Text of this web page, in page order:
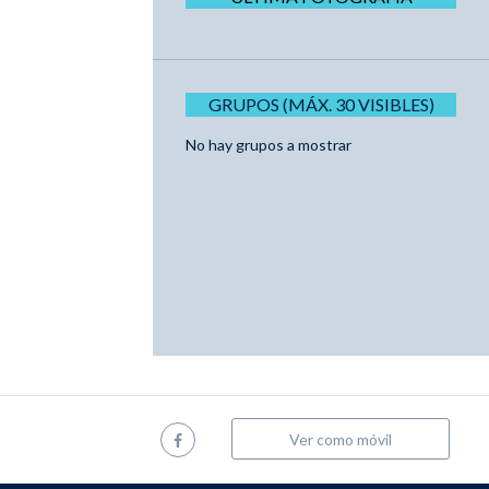
GRUPOS (MÁX. 30 VISIBLES)
No hay grupos a mostrar